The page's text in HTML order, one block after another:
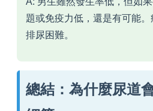
題或免疫力低，還是有可能
排尿困難。
總結：為什麼尿道